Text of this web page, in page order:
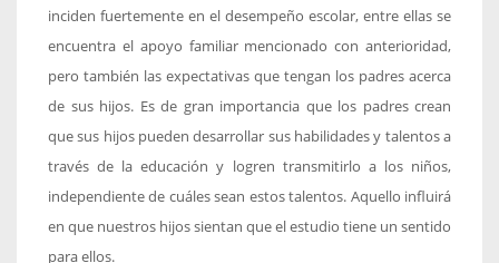
inciden fuertemente en el desempeño escolar, entre ellas se
encuentra el apoyo familiar mencionado con anterioridad,
pero también las expectativas que tengan los padres acerca
de sus hijos. Es de gran importancia que los padres crean
que sus hijos pueden desarrollar sus habilidades y talentos a
través de la educación y logren transmitirlo a los niños,
independiente de cuáles sean estos talentos. Aquello influirá
en que nuestros hijos sientan que el estudio tiene un sentido
para ellos.